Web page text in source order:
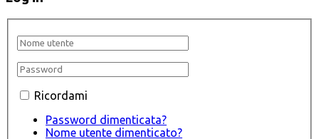
Ricordami
Password dimenticata?
Nome utente dimenticato?